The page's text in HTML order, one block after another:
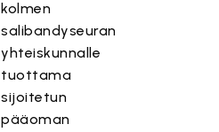
kolmen
salibandyseuran
yhteiskunnalle
tuottama
sijoitetun
pääoman